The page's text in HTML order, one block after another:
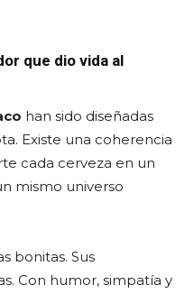
que dio vida al
han sido diseñadas
Existe una coherencia
cada cerveza en un
mismo universo
bonitas. Sus
Con humor, simpatía y